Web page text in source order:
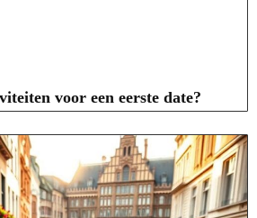
voor een eerste date?